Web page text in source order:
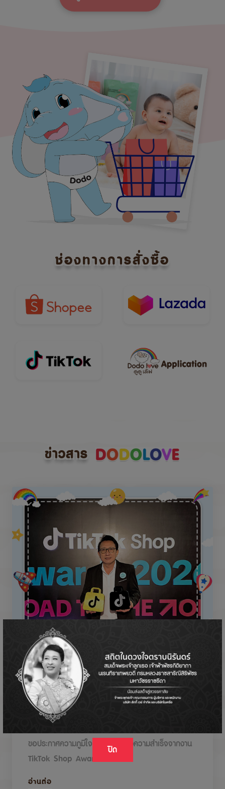
ปิด
ช่องทางการสั่งซื้อ
ข่าวสาร
DODOLOVE รับรางวัลในงาน TikTok Shop
Awards 2026
ขอประกาศความภูมิใจกับรางวัลแห่งความสำเร็จจากงาน
TikTok Shop Awards 2026
อ่านต่อ